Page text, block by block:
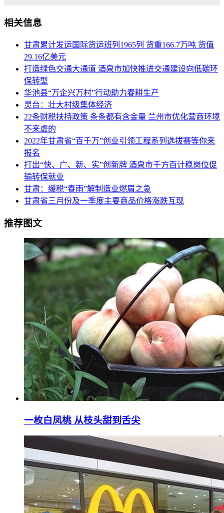
相关信息
甘肃累计发运国际货运班列1965列 货重166.7万吨 货值
29.16亿美元
打造绿色交通大通道 酒泉市加快推进交通建设向低碳环
保转型
华池县“万企兴万村”行动助力春耕生产
灵台：壮大村级集体经济
22条财税扶持政策 条条都有含金量 兰州市优化营商环境
不来虚的
2022年甘肃省“百千万”创业引领工程系列选拔赛等你来
报名
打出“快、广、新、实”创新牌 酒泉市千方百计稳岗位促
输转保就业
甘肃：缓税“春雨”解制造业燃眉之急
甘肃省三月份及一季度主要商品价格涨跌互现
推荐图文
一枚白凤桃 从枝头甜到舌尖